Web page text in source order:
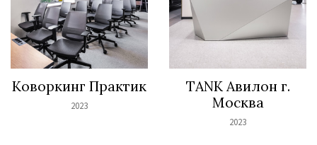
Коворкинг Практик
2023
TANK Авилон г.
Москва
2023